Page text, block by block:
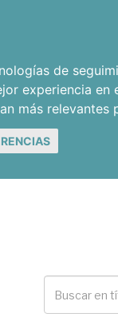
de
experiencia en
más relevantes